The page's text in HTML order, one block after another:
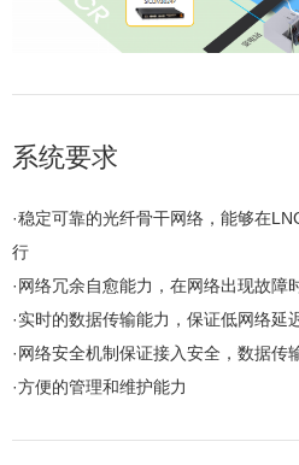
系统要求
·稳定可靠的光纤骨干网络，能够在
行
·网络冗余自愈能力，在网络出现故障
·实时的数据传输能力，保证低网络延
·网络安全机制保证接入安全，数据传
·方便的管理和维护能力